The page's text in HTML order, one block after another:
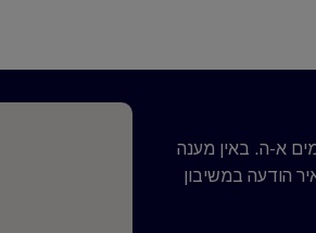
א-ה. באין מענה
הודעה במשיבון